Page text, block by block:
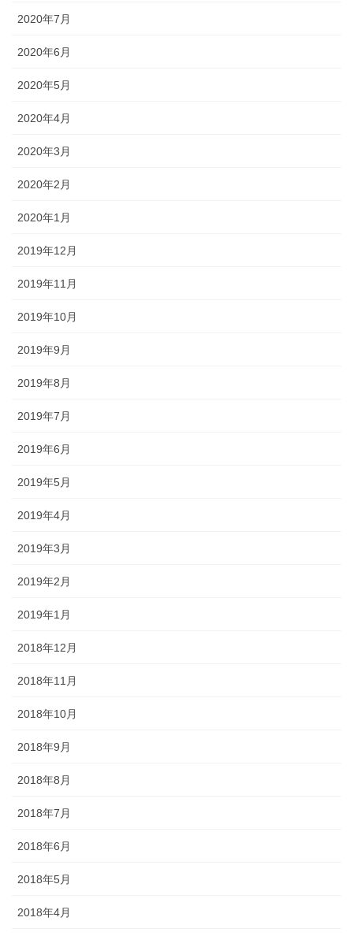
2020年7月
2020年6月
2020年5月
2020年4月
2020年3月
2020年2月
2020年1月
2019年12月
2019年11月
2019年10月
2019年9月
2019年8月
2019年7月
2019年6月
2019年5月
2019年4月
2019年3月
2019年2月
2019年1月
2018年12月
2018年11月
2018年10月
2018年9月
2018年8月
2018年7月
2018年6月
2018年5月
2018年4月